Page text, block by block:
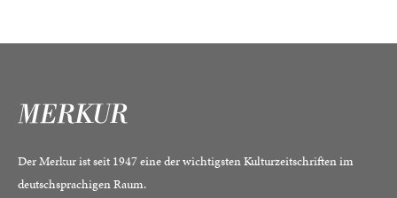
Der Merkur ist seit 1947 eine der wichtigsten Kulturzeitschriften im
deutschsprachigen Raum.